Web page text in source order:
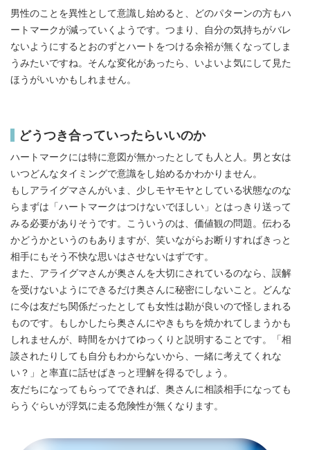
男性のことを異性として意識し始めると、どのパターンの方もハ
ートマークが減っていくようです。つまり、自分の気持ちがバレ
ないようにするとおのずとハートをつける余裕が無くなってしま
うみたいですね。そんな変化があったら、いよいよ気にして見た
ほうがいいかもしれません。
どうつき合っていったらいいのか
ハートマークには特に意図が無かったとしても人と人。男と女は
いつどんなタイミングで意識をし始めるかわかりません。
もしアライグマさんがいま、少しモヤモヤとしている状態なのな
らまずは「ハートマークはつけないでほしい」とはっきり送って
みる必要がありそうです。こういうのは、価値観の問題。伝わる
かどうかというのもありますが、笑いながらお断りすればきっと
相手にもそう不快な思いはさせないはずです。
また、アライグマさんが奥さんを大切にされているのなら、誤解
を受けないようにできるだけ奥さんに秘密にしないこと。どんな
に今は友だち関係だったとしても女性は勘が良いので怪しまれる
ものです。もしかしたら奥さんにやきもちを焼かれてしまうかも
しれませんが、時間をかけてゆっくりと説明することです。「相
談されたりしても自分もわからないから、一緒に考えてくれな
い？」と率直に話せばきっと理解を得るでしょう。
友だちになってもらってできれば、奥さんに相談相手になっても
らうぐらいが浮気に走る危険性が無くなります。